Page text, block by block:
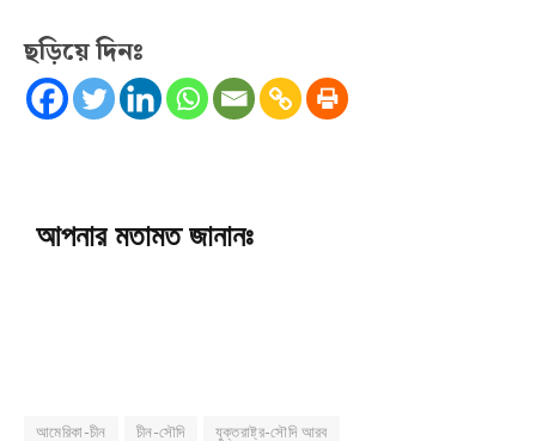
ছড়িয়ে দিনঃ
আপনার মতামত জানানঃ
আমেরিকা-চীন চীন-সৌদি যুক্তরাষ্ট্র-সৌদি আরব